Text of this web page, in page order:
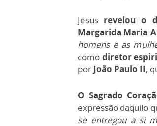
Jesus revelou o
Margarida Maria
homens e as
como diretor
por João Paulo II,
O Sagrado
expressão daquilo
se entregou a si